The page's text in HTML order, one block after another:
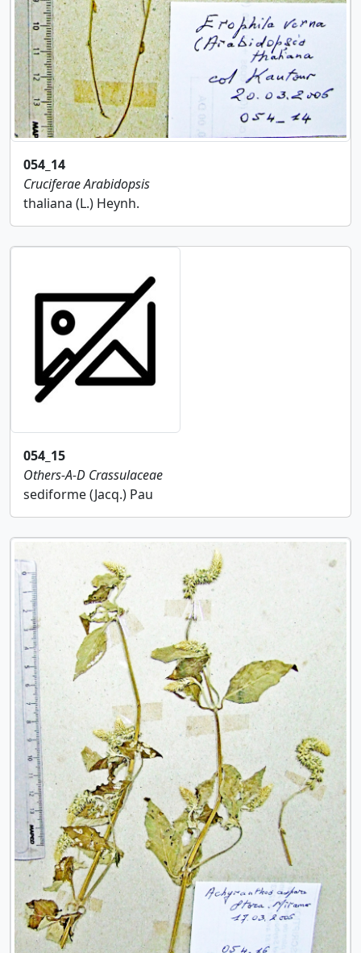
054_14
CruciferaeArabidopsis
thaliana (L.) Heynh.
054_15
Others-A-D Crassulaceae
sediforme (Jacq.) Pau